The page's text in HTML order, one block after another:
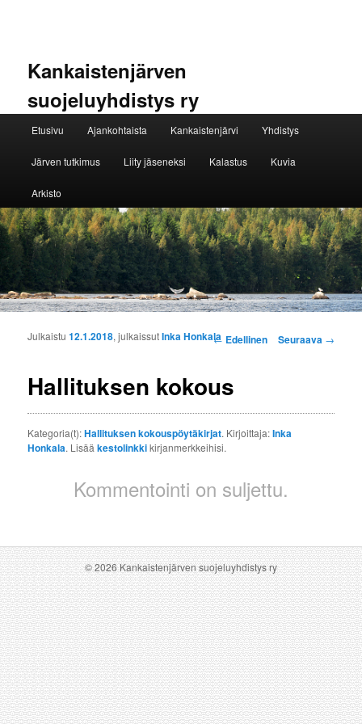
Kankaistenjärven
suojeluyhdistys ry
Siirry sisältöön
Siirry toissijaiseen sisältöön
Etusivu Ajankohtaista Kankaistenjärvi Yhdistys
Järven tutkimus Liity jäseneksi Kalastus Kuvia
Arkisto
Artikkelien selaus
← Edellinen Seuraava →
Hallituksen kokous
Julkaistu12.1.2018, julkaissutInka Honkala
Kategoria(t):Hallituksen kokouspöytäkirjat. Kirjoittaja:Inka
Honkala. Lisääkestolinkkikirjanmerkkeihisi.
Kommentointi on suljettu.
© 2026 Kankaistenjärven suojeluyhdistys ry